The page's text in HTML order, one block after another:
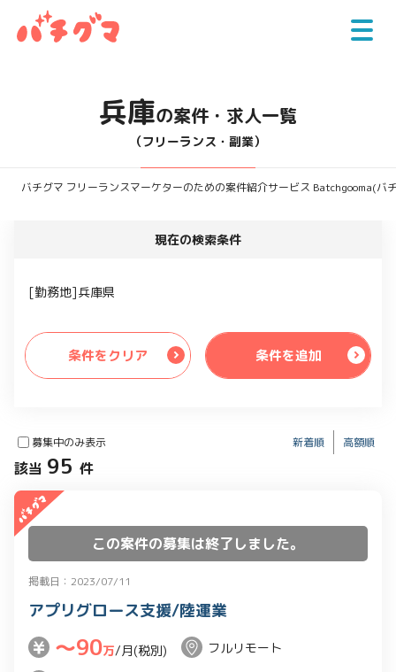
兵庫の案件・求人一覧
（フリーランス・副業）
バチグマ フリーランスマーケターのための案件紹介サービス Batchgooma(バ
現在の検索条件
[勤務地]兵庫県
条件をクリア 条件を追加
該当 95 件
募集中のみ表示 新着順 高額順
この案件の募集は終了しました。
掲載日：2023/07/11
アプリグロース支援/陸運業
〜90万/月(税別)
フルリモート